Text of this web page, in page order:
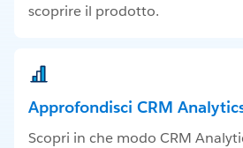
scoprire il prodotto.
Approfondisci CRM
Scopri in che modo CRM